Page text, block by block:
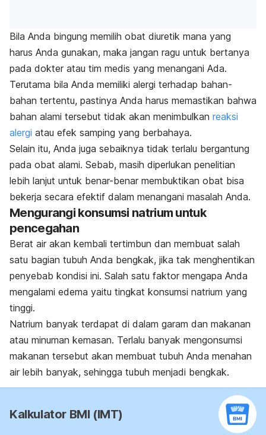
Bila Anda bingung memilih obat diuretik mana yang
harus Anda gunakan, maka jangan ragu untuk bertanya
pada dokter atau tim medis yang menangani Ada.
Terutama bila Anda memiliki alergi terhadap bahan-
bahan tertentu, pastinya Anda harus memastikan bahwa
bahan alami tersebut tidak akan menimbulkan reaksi
alergi atau efek samping yang berbahaya.
Selain itu, Anda juga sebaiknya tidak terlalu bergantung
pada obat alami. Sebab, masih diperlukan penelitian
lebih lanjut untuk benar-benar membuktikan obat bisa
bekerja secara efektif dalam menangani masalah Anda.
Mengurangi konsumsi natrium untuk
pencegahan
Berat air akan kembali tertimbun dan membuat salah
satu bagian tubuh Anda bengkak, jika tak menghentikan
penyebab kondisi ini. Salah satu faktor mengapa Anda
mengalami edema yaitu tingkat konsumsi natrium yang
tinggi.
Natrium banyak terdapat di dalam garam dan makanan
atau minuman kemasan. Terlalu banyak mengonsumsi
makanan tersebut akan membuat tubuh Anda menahan
air lebih banyak, sehingga tubuh menjadi bengkak.
Kalkulator BMI (IMT)